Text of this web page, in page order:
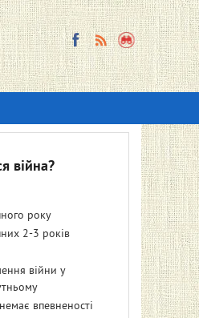
війна?
року
2-3 років
війни у
впевненості